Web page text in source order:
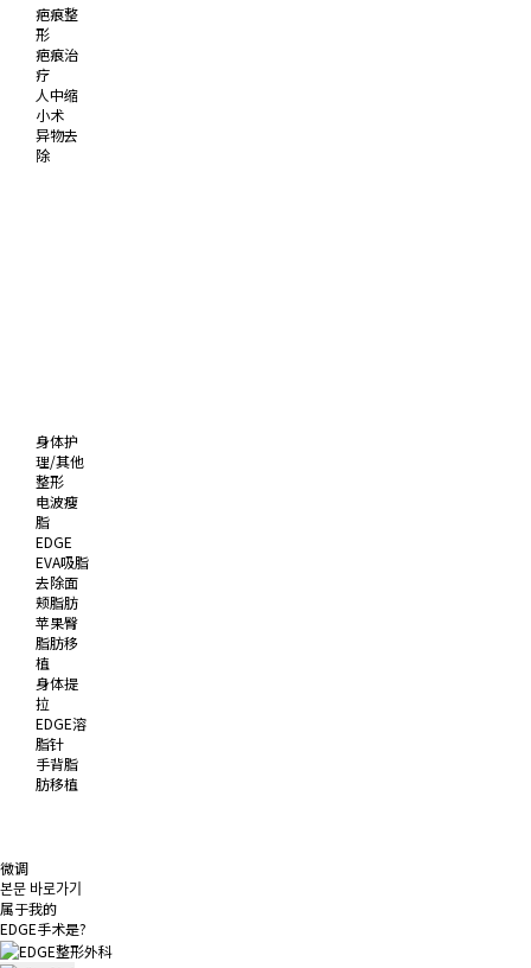
疤痕整
形
疤痕治
疗
人中缩
小术
异物去
除
身体护
理/其他
整形
电波瘦
脂
EDGE
EVA吸脂
去除面
颊脂肪
苹果臀
脂肪移
植
身体提
拉
EDGE溶
脂针
手背脂
肪移植
微调
본문 바로가기
属于我的
EDGE手术是?